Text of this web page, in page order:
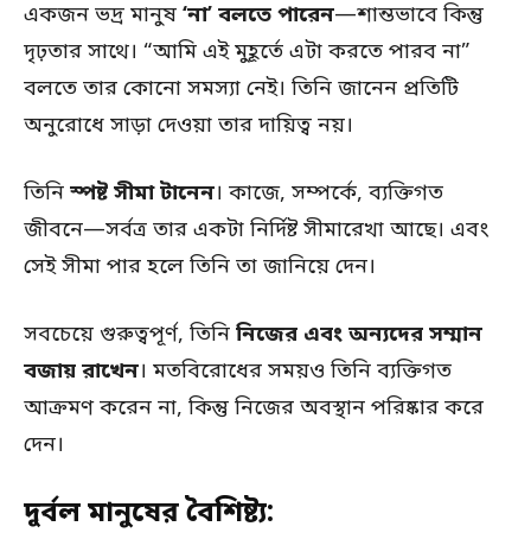
একজন ভদ্র মানুষ ‘না’ বলতে পারেন—শান্তভাবে কিন্তু
দৃঢ়তার সাথে। “আমি এই মুহূর্তে এটা করতে পারব না”
বলতে তার কোনো সমস্যা নেই। তিনি জানেন প্রতিটি
অনুরোধে সাড়া দেওয়া তার দায়িত্ব নয়।
তিনি স্পষ্ট সীমা টানেন। কাজে, সম্পর্কে, ব্যক্তিগত
জীবনে—সর্বত্র তার একটা নির্দিষ্ট সীমারেখা আছে। এবং
সেই সীমা পার হলে তিনি তা জানিয়ে দেন।
সবচেয়ে গুরুত্বপূর্ণ, তিনি নিজের এবং অন্যদের সম্মান
বজায় রাখেন। মতবিরোধের সময়ও তিনি ব্যক্তিগত
আক্রমণ করেন না, কিন্তু নিজের অবস্থান পরিষ্কার করে
দেন।
দুর্বল মানুষের বৈশিষ্ট্য: